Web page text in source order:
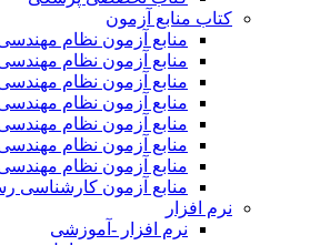
کتاب منابع آزمون
منابع آزمون نظام
منابع آزمون نظام
منابع آزمون نظام
منابع آزمون نظام
منابع آزمون نظام
منابع آزمون نظام
منابع آزمون نظام
منابع آزمون کارشناسی
نرم افزار
نرم افزار -آموزشی